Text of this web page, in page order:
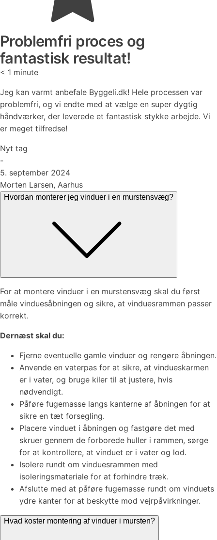
Problemfri proces og
fantastisk resultat!
< 1 minute
Jeg kan varmt anbefale Byggeli.dk! Hele processen var
problemfri, og vi endte med at vælge en super dygtig
håndværker, der leverede et fantastisk stykke arbejde. Vi
er meget tilfredse!
Nyt tag
-
5. september 2024
Morten Larsen, Aarhus
Hvordan monterer jeg vinduer i en murstensvæg?
For at montere vinduer i en murstensvæg skal du først
måle vinduesåbningen og sikre, at vinduesrammen passer
korrekt.
Dernæst skal du:
Fjerne eventuelle gamle vinduer og rengøre åbningen.
Anvende en vaterpas for at sikre, at vindueskarmen
er i vater, og bruge kiler til at justere, hvis
nødvendigt.
Påføre fugemasse langs kanterne af åbningen for at
sikre en tæt forsegling.
Placere vinduet i åbningen og fastgøre det med
skruer gennem de forborede huller i rammen, sørge
for at kontrollere, at vinduet er i vater og lod.
Isolere rundt om vinduesrammen med
isoleringsmateriale for at forhindre træk.
Afslutte med at påføre fugemasse rundt om vinduets
ydre kanter for at beskytte mod vejrpåvirkninger.
Hvad koster montering af vinduer i mursten?